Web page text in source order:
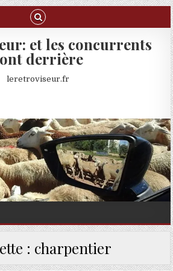
et les concurrents
derrière
leretroviseur.fr
: charpentier